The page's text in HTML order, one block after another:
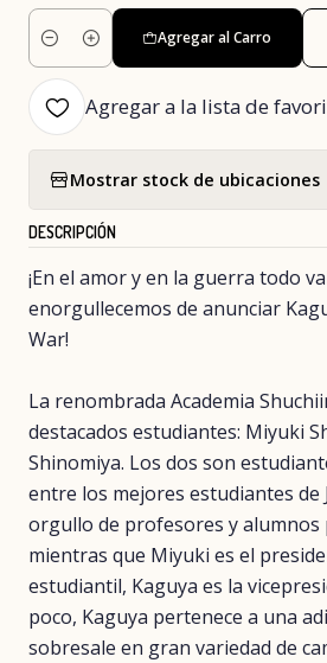
Cantidad
Agregar al Carro
Agregar a la lista de
Mostrar stock de ubicaciones
DESCRIPCIÓN
¡En el amor y en la guerra todo
enorgullecemos de anunciar
War!
La renombrada Academia
destacados estudiantes: Miyuki
Shinomiya. Los dos son
entre los mejores estudiantes de
orgullo de profesores y alumnos
mientras que Miyuki es el
estudiantil, Kaguya es la
poco, Kaguya pertenece a una
sobresale en gran variedad de